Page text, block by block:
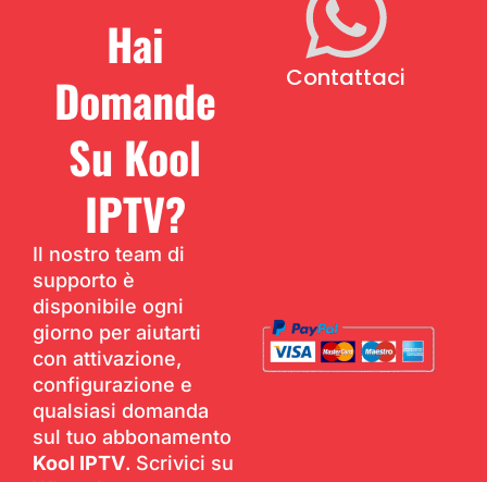
Hai
Domande
Su Kool
IPTV?
Il nostro team di
supporto è
disponibile ogni
giorno per aiutarti
con attivazione,
configurazione e
qualsiasi domanda
sul tuo abbonamento
Kool IPTV. Scrivici su
Contattaci